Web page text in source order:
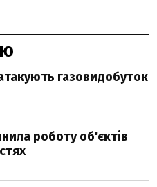
газовидобуток
роботу об'єктів